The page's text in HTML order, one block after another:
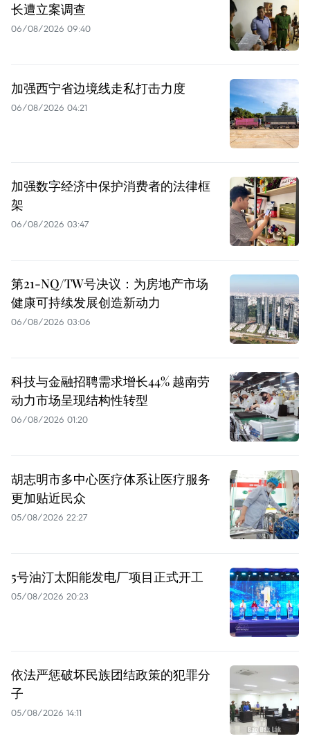
长遭立案调查
06/08/2026 09:40
加强西宁省边境线走私打击力度
06/08/2026 04:21
加强数字经济中保护消费者的法律框
架
06/08/2026 03:47
第21-NQ/TW号决议：为房地产市场
健康可持续发展创造新动力
06/08/2026 03:06
科技与金融招聘需求增长44% 越南劳
动力市场呈现结构性转型
06/08/2026 01:20
胡志明市多中心医疗体系让医疗服务
更加贴近民众
05/08/2026 22:27
5号油汀太阳能发电厂项目正式开工
05/08/2026 20:23
依法严惩破坏民族团结政策的犯罪分
子
05/08/2026 14:11